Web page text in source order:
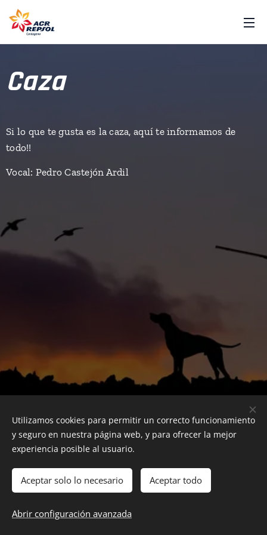
Caza
Si lo que te gusta es la caza, aquí te informamos de
todo!!
Vocal: Pedro Castejón Ardil
Política de privacidad
Utilizamos cookies para permitir un correcto funcionamiento
y seguro en nuestra página web, y para ofrecer la mejor
experiencia posible al usuario.
Aceptar solo lo necesario Aceptar todo
Abrir configuración avanzada